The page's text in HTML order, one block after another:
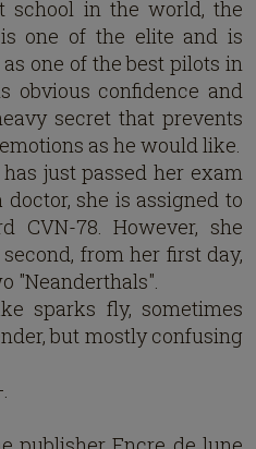
school in the world, the
one of the elite and is
one of the best pilots in
obvious confidence and
secret that prevents
as he would like.
just passed her exam
she is assigned to
CVN-78. However, she
from her first day,
"Neanderthals".
sparks fly, sometimes
but mostly confusing